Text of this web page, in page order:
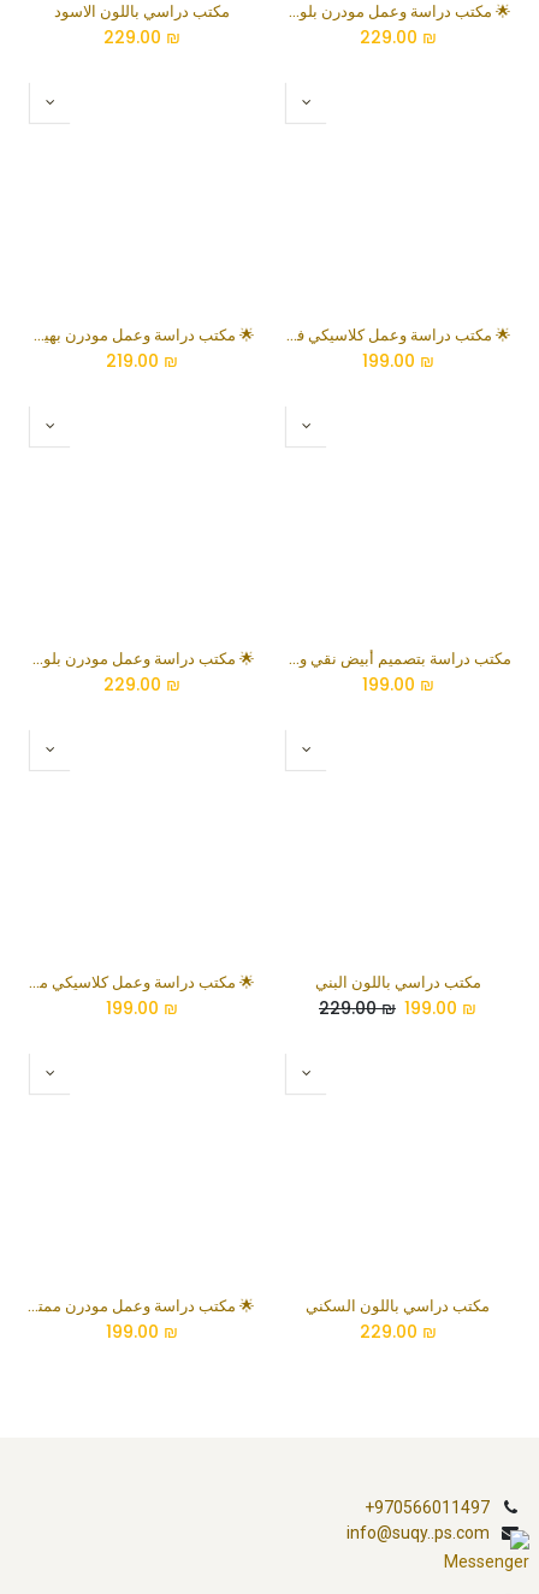
🌟 مكتب دراسة وعمل مودرن بلون رمادي موراندا مع أدراج وخزانة تخزين جانبية
₪
229.00
مكتب دراسي باللون الاسود
₪
229.00
🌟 مكتب دراسة وعمل كلاسيكي فاخر بلون خشب البلوط الطبيعي مع أدراج بقفل وخزانة كمبيوتر
₪
199.00
🌟 مكتب دراسة وعمل مودرن بهيكل فولاذي ووحدة تخزين متكاملة
₪
219.00
مكتب دراسة بتصميم أبيض نقي وعصري
₪
199.00
🌟 مكتب دراسة وعمل مودرن بلون خشب البلوط الريفي مع وحدة أدراج تخزين وهيكل معدني
₪
229.00
مكتب دراسي باللون البني
₪
199.00
₪
229.00
🌟 مكتب دراسة وعمل كلاسيكي مدمج بلون رمادي حديدي مع رف كيبورد سحاب وأدراج تخزين
₪
199.00
مكتب دراسي باللون السكني
₪
229.00
🌟 مكتب دراسة وعمل مودرن ممتد مع رفوف علوية وسفلية متكاملة
₪
199.00
+970566011497
info@suqy..ps.com